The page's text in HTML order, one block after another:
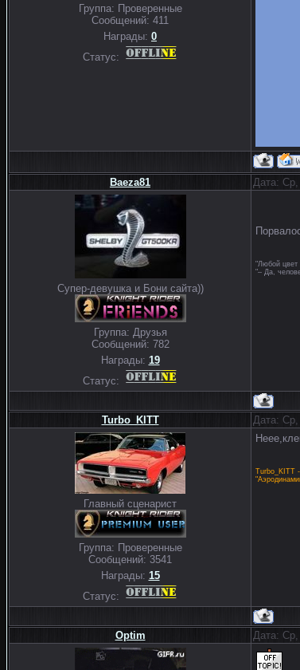
Группа: Проверенные
Сообщений: 411
Награды: 0
Статус:
Baeza81 Дата:
Супер-девушка и Бони сайта))
Группа: Друзья
Сообщений: 782
Награды: 19
Статус:
"Любой цвет
"– Да,
Turbo_KITT Дата:
Главный сценарист
Группа: Проверенные
Сообщений: 3541
Награды: 15
Статус:
Turbo_KITT
Optim Дата: